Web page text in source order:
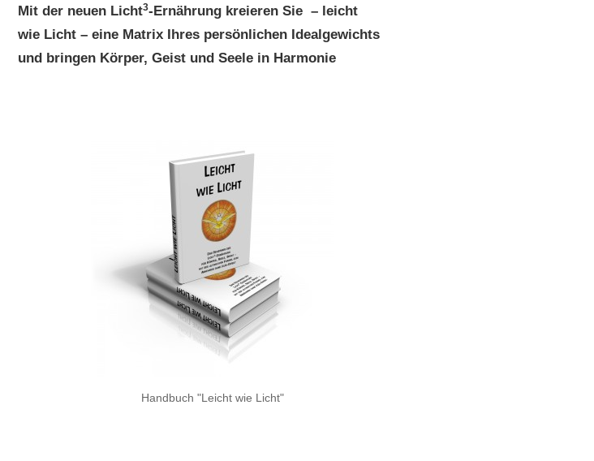
Mit der neuen Licht3-Ernährung kreieren Sie – leicht
wie Licht – eine Matrix Ihres persönlichen Idealgewichts
und bringen Körper, Geist und Seele in Harmonie
Handbuch "Leicht wie Licht"